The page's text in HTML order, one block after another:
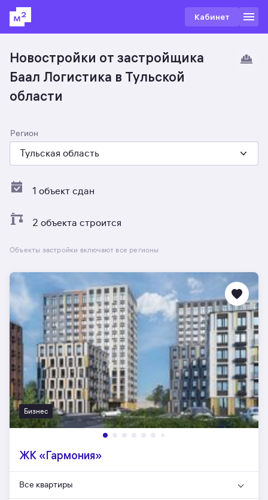
Кабинет
Новостройки от застройщика
Баал Логистика в Тульской
области
Регион
Тульская область
1 объект сдан
2 объекта строится
Объекты застройки включают все регионы
Бизнес
ЖК «Гармония»
Все квартиры